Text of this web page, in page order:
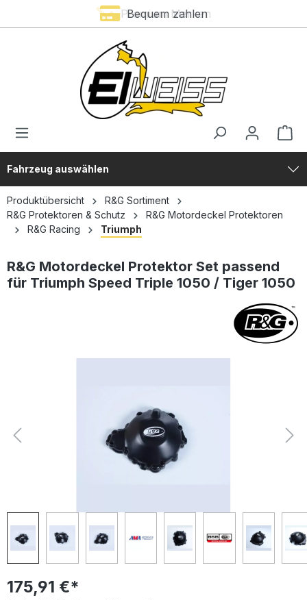
Premium Marken
Bequem zahlen
Fahrzeug auswählen
Produktübersicht
R&G Sortiment
R&G Protektoren & Schutz
R&G Motordeckel Protektoren
R&G Racing
Triumph
R&G Motordeckel Protektor Set passend
für Triumph Speed Triple 1050 / Tiger 1050
175,91 €*